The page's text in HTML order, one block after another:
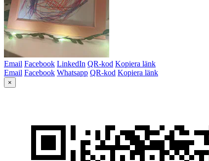
Email Facebook LinkedIn QR-kod Kopiera länk
Email Facebook Whatsapp QR-kod Kopiera länk
×